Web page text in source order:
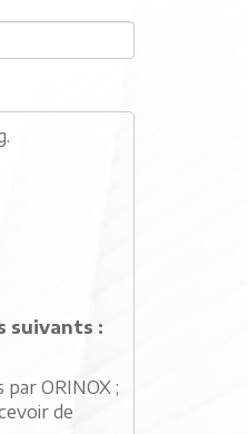
suivants :
ORINOX ;
de